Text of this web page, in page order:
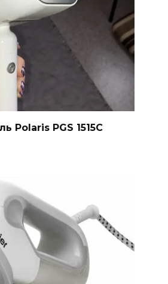
Polaris PGS 1515C